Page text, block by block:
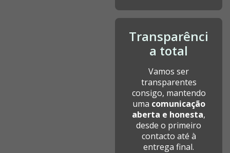
Transparênci
a total
Vamos ser
transparentes
consigo, mantendo
uma comunicação
aberta e honesta,
desde o primeiro
contacto até à
entrega final.